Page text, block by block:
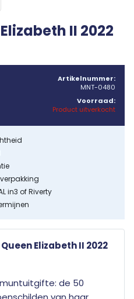
II 2022
Artikelnummer:
MNT-0480
Voorraad:
Product uitverkocht
in3 of Riverty
Elizabeth II 2022
de 50